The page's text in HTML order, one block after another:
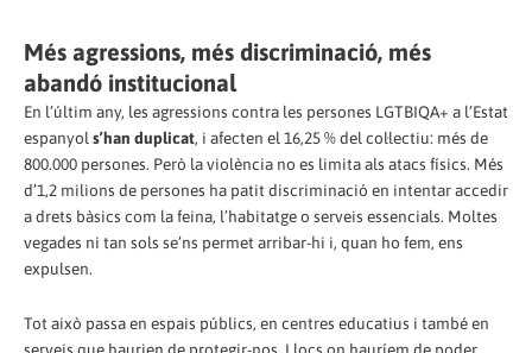
Més agressions, més discriminació, més
abandó institucional
En l’últim any, les agressions contra les persones LGTBIQA+ a l’Estat
espanyol s’han duplicat, i afecten el 16,25 % del col·lectiu: més de
800.000 persones. Però la violència no es limita als atacs físics. Més
d’1,2 milions de persones ha patit discriminació en intentar accedir
a drets bàsics com la feina, l’habitatge o serveis essencials. Moltes
vegades ni tan sols se’ns permet arribar-hi i, quan ho fem, ens
expulsen.
Tot això passa en espais públics, en centres educatius i també en
serveis que haurien de protegir-nos. Llocs on hauríem de poder